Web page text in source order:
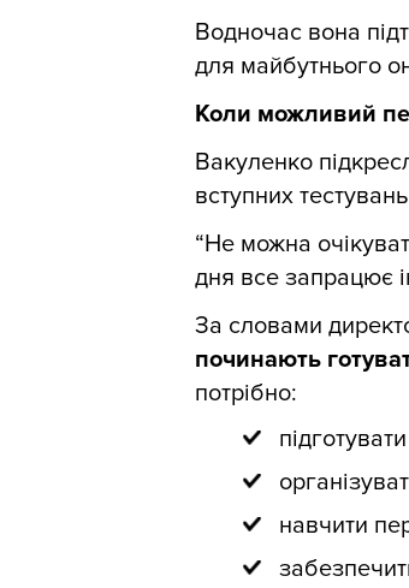
Водночас вона
для майбутнього
Коли можливий
Вакуленко
вступних
“Не можна
дня все запрацює
За словами
починають
потрібно:
навчити